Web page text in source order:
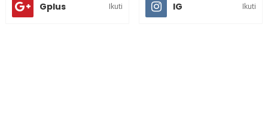
Gplus Ikuti IG Ikuti